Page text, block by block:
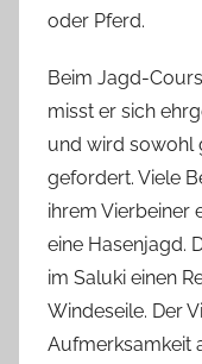
oder Pferd.
Beim Jagd-
misst er sich
und wird sowohl
gefordert. Viele
ihrem Vierbeiner
eine Hasenjagd.
im Saluki einen
Windeseile. Der
Aufmerksamkeit